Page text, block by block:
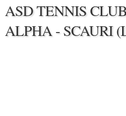
ASD TENNIS
ALPHA - SCAURI